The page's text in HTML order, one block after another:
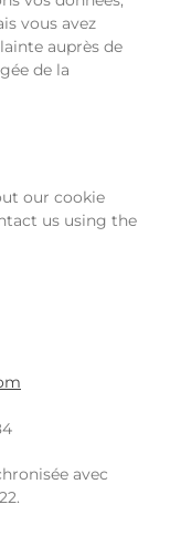
vous avez
auprès de
de la
our cookie
us using the
avec